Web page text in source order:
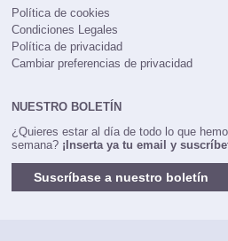
Política de cookies
Condiciones Legales
Política de privacidad
Cambiar preferencias de privacidad
NUESTRO BOLETÍN
¿Quieres estar al día de todo lo que
semana? ¡Inserta ya tu email y
Suscríbase a nuestro boletín